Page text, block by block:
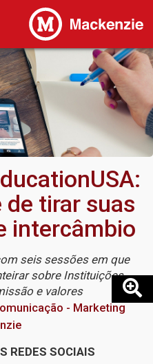
tirar suas
intercâmbio
seis sessões em que
sobre Instituições,
e valores
- Marketing
REDES SOCIAIS